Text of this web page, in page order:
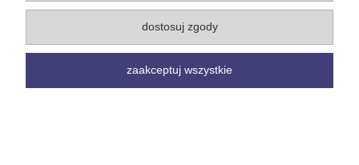
dostosuj zgody
zaakceptuj wszystkie